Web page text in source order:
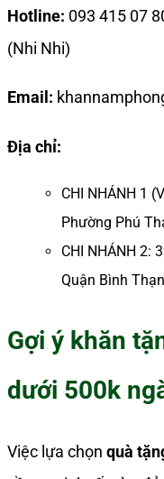
Hotline: 093 415 07
(Nhi Nhi)
Email:
Địa chỉ:
CHI NHÁNH 1
Phường Phú
CHI NHÁNH 2:
Quận Bình
Gợi ý khăn
dưới 500k
Việc lựa chọn quà